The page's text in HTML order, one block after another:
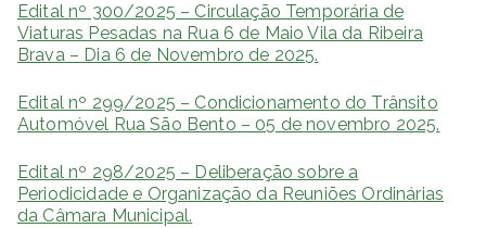
Edital nº 300/2025 – Circulação Temporária de
Viaturas Pesadas na Rua 6 de Maio Vila da Ribeira
Brava – Dia 6 de Novembro de 2025.
Edital nº 299/2025 – Condicionamento do Trânsito
Automóvel Rua São Bento – 05 de novembro 2025.
Edital nº 298/2025 – Deliberação sobre a
Periodicidade e Organização da Reuniões Ordinárias
da Câmara Municipal.